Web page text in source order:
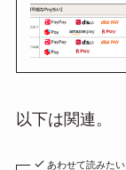
以下は関連。
あわせて読みたい